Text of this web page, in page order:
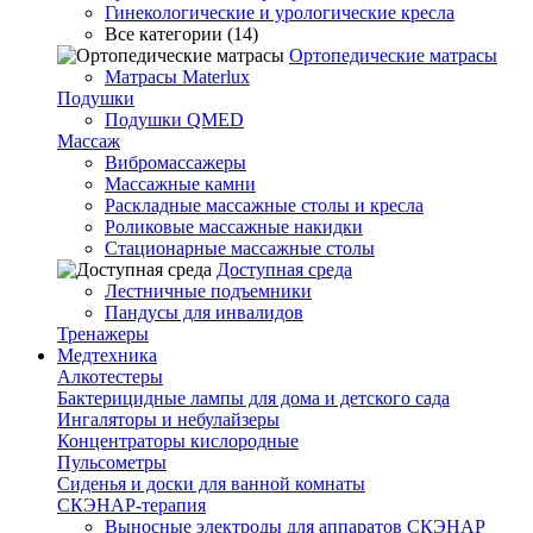
Гинекологические и урологические кресла
Все категории (14)
Ортопедические матрасы
Матрасы Materlux
Подушки
Подушки QMED
Массаж
Вибромассажеры
Массажные камни
Раскладные массажные столы и кресла
Роликовые массажные накидки
Стационарные массажные столы
Доступная среда
Лестничные подъемники
Пандусы для инвалидов
Тренажеры
Mедтехника
Алкотестеры
Бактерицидные лампы для дома и детского сада
Ингаляторы и небулайзеры
Концентраторы кислородные
Пульсометры
Сиденья и доски для ванной комнаты
СКЭНАР-терапия
Выносные электроды для аппаратов СКЭНАР